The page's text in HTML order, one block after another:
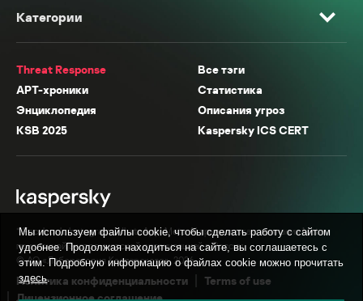
Категории
Threat Response
Все тэги
APT-хроники
Статистика
Энциклопедия
Описания угроз
KSB 2025
Kaspersky ICS CERT
* Facebook, Instagram, WhatsApp, Meta AI принадлежат компании Meta,
признанной экстремистской организацией в России.
© АО «Лаборатория Касперского», 2026.
Политика конфиденциальности
Terms of use
Лицензионное соглашение
Мы используем файлы cookie, чтобы сделать работу с сайтом
удобнее. Продолжая находиться на сайте, вы соглашаетесь с
этим. Подробную информацию о файлах cookie можно прочитать
здесь.